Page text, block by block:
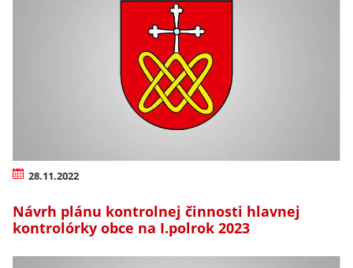
28.11.2022
Návrh plánu kontrolnej činnosti hlavnej
kontrolórky obce na I.polrok 2023